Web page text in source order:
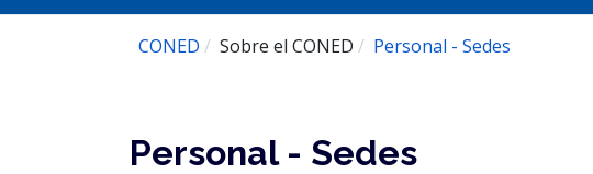
CONED Sobre el CONED Personal - Sedes
Personal - Sedes